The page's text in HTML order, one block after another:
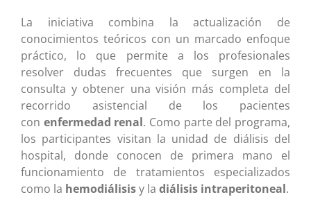
La iniciativa combina la actualización de
conocimientos teóricos con un marcado enfoque
práctico, lo que permite a los profesionales
resolver dudas frecuentes que surgen en la
consulta y obtener una visión más completa del
recorrido asistencial de los pacientes
con enfermedad renal. Como parte del programa,
los participantes visitan la unidad de diálisis del
hospital, donde conocen de primera mano el
funcionamiento de tratamientos especializados
como la hemodiálisisy la diálisis intraperitoneal.